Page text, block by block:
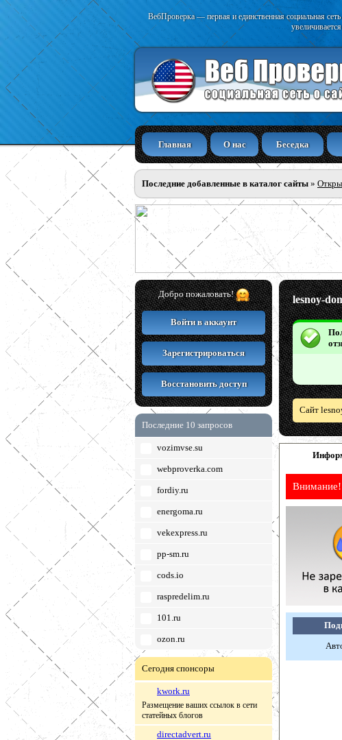
ВебПроверка — первая и единственная социальная
Главная О нас Беседка
Последние добавленные в каталог сайты »
Добро пожаловать!
Войти в аккаунт
Зарегистрироваться
Восстановить доступ
Последние 10 запросов
vozimvse.su
webproverka.com
fordiy.ru
energoma.ru
vekexpress.ru
pp-sm.ru
cods.io
raspredelim.ru
101.ru
ozon.ru
Сегодня спонсоры
kwork.ru
Размещение ваших ссылок в сети
статейных блогов
directadvert.ru
lesnoy-
Сайт
Внимание!